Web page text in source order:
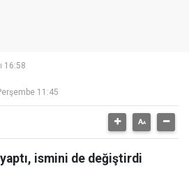
16:58
11:45
ismini de değiştirdi